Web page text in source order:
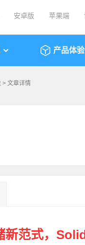
安卓版 苹果端
产品体验
> 文章详情
新范式，